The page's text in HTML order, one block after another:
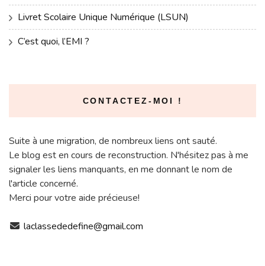
Livret Scolaire Unique Numérique (LSUN)
C’est quoi, l’EMI ?
CONTACTEZ-MOI !
Suite à une migration, de nombreux liens ont sauté.
Le blog est en cours de reconstruction. N'hésitez pas à me
signaler les liens manquants, en me donnant le nom de
l'article concerné.
Merci pour votre aide précieuse!
laclassededefine@gmail.com